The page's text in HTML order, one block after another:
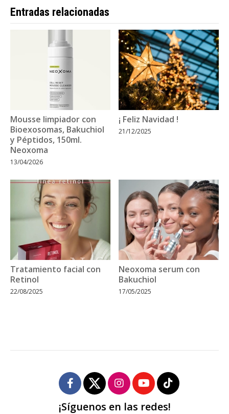
Entradas relacionadas
Mousse limpiador con
Bioexosomas, Bakuchiol
y Péptidos, 150ml.
Neoxoma
13/04/2026
¡ Feliz Navidad !
21/12/2025
Tratamiento facial con
Retinol
22/08/2025
Neoxoma serum con
Bakuchiol
17/05/2025
¡Síguenos en las redes!